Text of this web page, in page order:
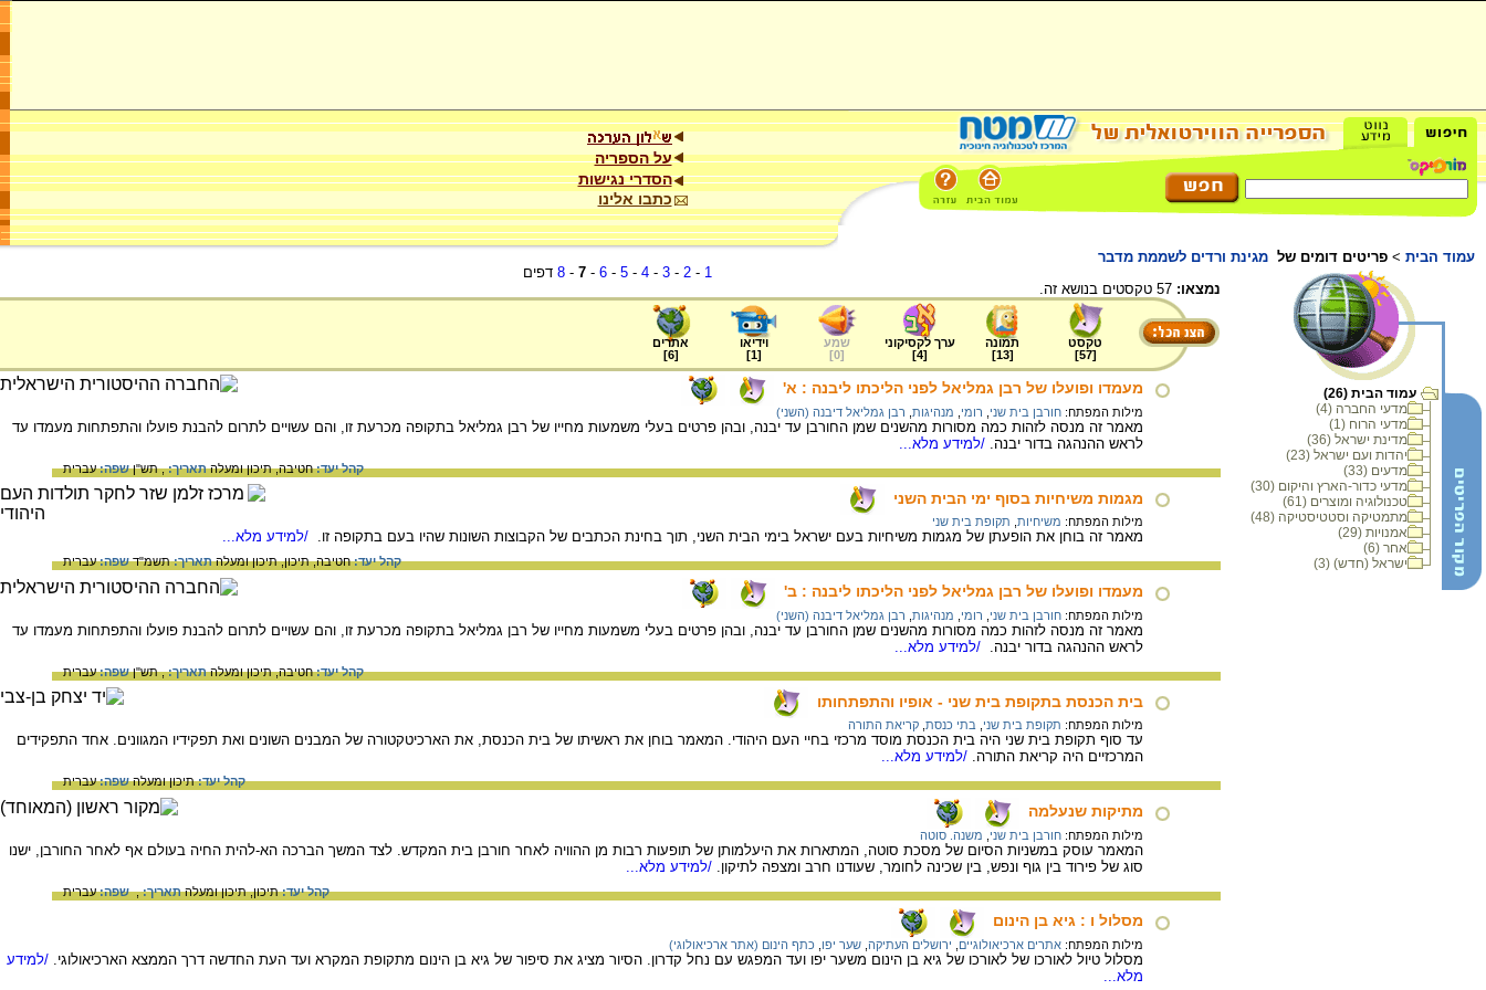
על הספריה
הסדרי נגישות
כתבו אלינו
עמוד הבית > פריטים דומים של מגינת ורדים לשממת מדבר
עמוד הבית (26)
מדעי החברה (4)
מדעי הרוח (1)
מדינת ישראל (36)
יהדות ועם ישראל (23)
מדעים (33)
מדעי כדור-הארץ והיקום (30)
טכנולוגיה ומוצרים (61)
מתמטיקה וסטטיסטיקה (48)
אמנויות (29)
אחר (6)
ישראל (חדש) (3)
1
-
2
-
3
-
4
-
5
-
6
-
7
-
8 דפים
נמצאו:
טקסט
[
57
]
תמונה
[
13
]
ערך לקסיקוני
[
4
]
שמע
[
0
]
וידיאו
[
1
]
אתרים
[
6
]
מעמדו ופועלו של רבן גמליאל לפני הליכתו ליבנה : א'
מילות המפתח: חורבן בית שני רומי מנהיגות רבן גמליאל דיבנה (השני)
מאמר זה מנסה לזהות כמה מסורות מהשנים שמן החורבן עד יבנה, ובהן פרטים בעלי משמעות מחייו של רבן גמליאל בתקופה מכרעת זו, והם עשויים לתרום להבנת פועלו והתפתחות מעמדו עד
לראש ההנהגה בדור יבנה. /למידע מלא...
קהל יעד:חטיבה,תיכון ומעלהתאריך:, תש"ןשפה:עברית
מגמות משיחיות בסוף ימי הבית השני
מילות המפתח: משיחיות תקופת בית שני
מאמר זה בוחן את הופעתן של מגמות משיחיות בעם ישראל בימי הבית השני, תוך בחינת הכתבים של הקבוצות השונות שהיו בעם בתקופה זו. /למידע מלא...
קהל יעד:חטיבה,תיכון,תיכון ומעלהתאריך:תשמ"דשפה:עברית
מעמדו ופועלו של רבן גמליאל לפני הליכתו ליבנה : ב'
מילות המפתח: חורבן בית שני רומי מנהיגות רבן גמליאל דיבנה (השני)
מאמר זה מנסה לזהות כמה מסורות מהשנים שמן החורבן עד יבנה, ובהן פרטים בעלי משמעות מחייו של רבן גמליאל בתקופה מכרעת זו, והם עשויים לתרום להבנת פועלו והתפתחות מעמדו עד
לראש ההנהגה בדור יבנה.
/למידע מלא...
קהל יעד:חטיבה,תיכון ומעלהתאריך:, תש"ןשפה:עברית
בית הכנסת בתקופת בית שני - אופיו והתפתחותו
מילות המפתח: תקופת בית שני בתי כנסת קריאת התורה
עד סוף תקופת בית שני היה בית הכנסת מוסד מרכזי בחיי העם היהודי. המאמר בוחן את ראשיתו של בית הכנסת, את הארכיטקטורה של המבנים השונים ואת תפקידיו המגוונים. אחד התפקידים
המרכזיים היה קריאת התורה. /למידע מלא...
קהל יעד:תיכון ומעלהשפה:עברית
מתיקות שנעלמה
מילות המפתח: חורבן בית שני משנה. סוטה
המאמר עוסק במשניות הסיום של מסכת סוטה, המתארות את היעלמותן של תופעות רבות מן ההוויה לאחר חורבן בית המקדש. לצד המשך הברכה הא-להית החיה בעולם אף לאחר החורבן, ישנו
סוג של פירוד בין גוף ונפש, בין שכינה לחומר, שעודנו חרב ומצפה לתיקון. /למידע מלא...
קהל יעד:תיכון,תיכון ומעלהתאריך:,שפה:עברית
מסלול ו : גיא בן הינום
מילות המפתח: אתרים ארכיאולוגיים ירושלים העתיקה שער יפו כתף הינום (אתר ארכיאולוגי)
מסלול טיול לאורכו של לאורכו של גיא בן הינום משער יפו ועד המפגש עם נחל קדרון. הסיור מציג את סיפור של גיא בן הינום מתקופת המקרא ועד העת החדשה דרך הממצא הארכיאולוגי. /למידע
מלא...